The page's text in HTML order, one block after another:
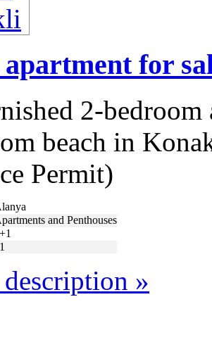
for
2-bedroom
beach in
Permit)
and Penthouses
»